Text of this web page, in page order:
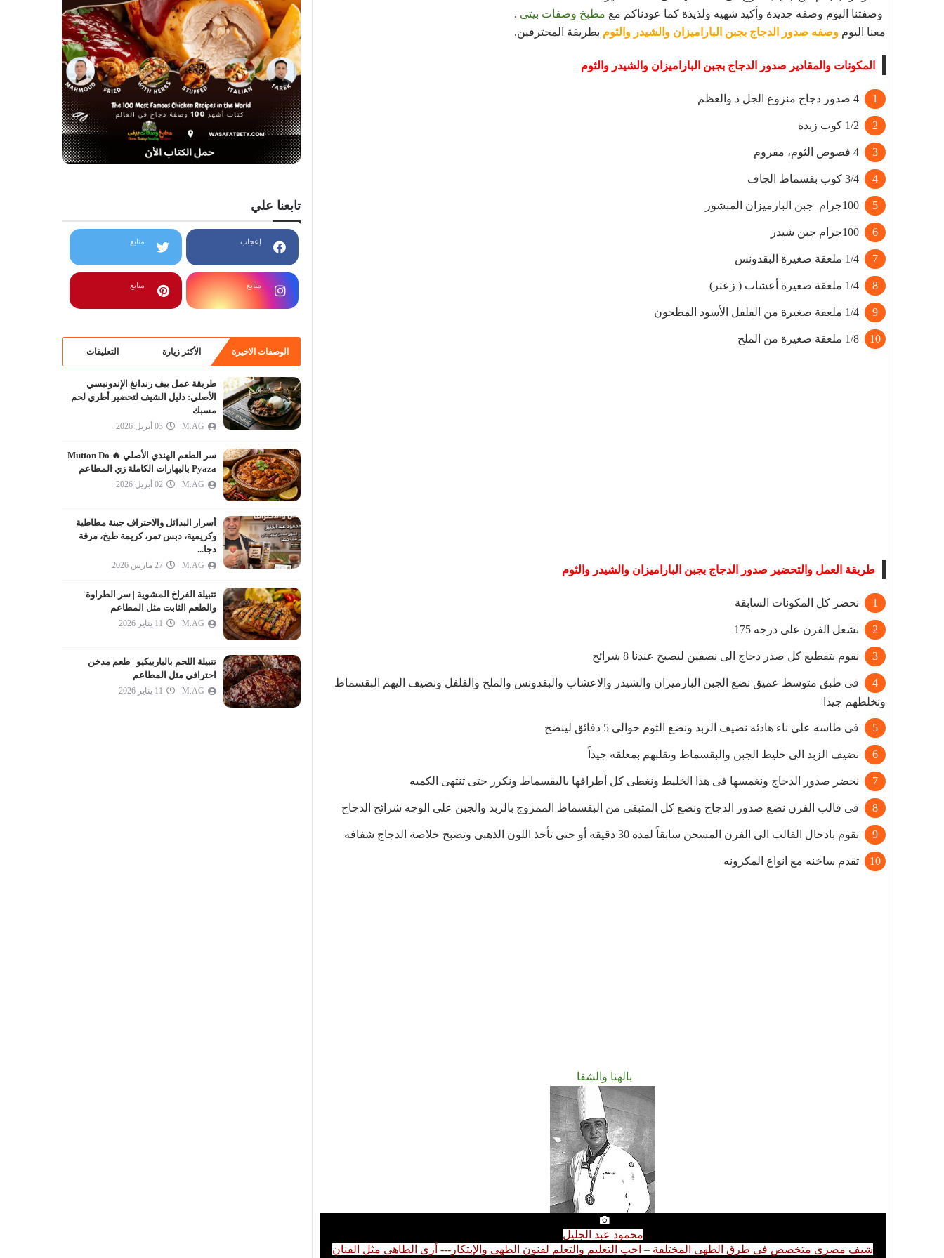
وصفتنا اليوم وصفه جديدة وأكيد شهيه ولذيذة كما عودناكم مع مطبخ وصفات بيتى .
معنا اليوم وصفه صدور الدجاج بجبن الباراميزان والشيدر والثوم بطريقة المحترفين.
المكونات والمقادير صدور الدجاج بجبن الباراميزان والشيدر والثوم
4 صدور دجاج منزوع الجل د والعظم
1/2 كوب زبدة
4 فصوص الثوم، مفروم
3/4 كوب بقسماط الجاف
100جرام جبن البارميزان المبشور
100جرام جبن شيدر
1/4 ملعقة صغيرة البقدونس
1/4 ملعقة صغيرة أعشاب ( زعتر)
1/4 ملعقة صغيرة من الفلفل الأسود المطحون
1/8 ملعقة صغيرة من الملح
طريقة العمل والتحضير صدور الدجاج بجبن الباراميزان والشيدر والثوم
نحضر كل المكونات السابقة
نشعل الفرن على درجه 175
نقوم بتقطيع كل صدر دجاج الى نصفين ليصبح عندنا 8 شرائح
فى طبق متوسط عميق نضع الجبن البارميزان والشيدر والاعشاب والبقدونس والملح والفلفل ونضيف اليهم البقسماط
ونخلطهم جيدا
فى طاسه على ناء هادئه نضيف الزبد ونضع الثوم حوالى 5 دفائق لينضج
نضيف الزبد الى خليط الجبن والبقسماط ونقلبهم بمعلقه جيداً
نحضر صدور الدجاج ونغمسها فى هذا الخليط ونغطى كل أطرافها بالبقسماط ونكرر حتى تنتهى الكميه
فى قالب الفرن نضع صدور الدجاج ونضع كل المتبقى من البقسماط الممزوج بالزبد والجبن على الوجه شرائح الدجاج
نقوم بادخال القالب الى الفرن المسخن سابقاً لمدة 30 دقيقه أو حتى تأخذ اللون الذهبى وتصبح خلاصة الدجاج شفافه
تقدم ساخنه مع انواع المكرونه
بالهنا والشفا
محمود عبد الجليل
شيف مصرى متخصص فى طرق الطهى المختلفة – احب التعليم والتعلم لفنون الطهى والإبتكار--- أرى الطاهى مثل الفنان
تابعنا علي
إعجاب متابع
متابع متابع
الوصفات الاخيرة الأكثر زيارة التعليقات
طريقة عمل بيف رندانغ الإندونيسي
الأصلي: دليل الشيف لتحضير أطري لحم
مسبك
M.AG 03 أبريل 2026
سر الطعم الهندي الأصلي 🔥 Mutton Do
Pyaza بالبهارات الكاملة زي المطاعم
M.AG 02 أبريل 2026
أسرار البدائل والاحتراف جبنة مطاطية
وكريمية، دبس تمر، كريمة طبخ، مرقة
دجا...
M.AG 27 مارس 2026
تتبيلة الفراخ المشوية | سر الطراوة
والطعم الثابت مثل المطاعم
M.AG 11 يناير 2026
تتبيلة اللحم بالباربيكيو | طعم مدخن
احترافي مثل المطاعم
M.AG 11 يناير 2026